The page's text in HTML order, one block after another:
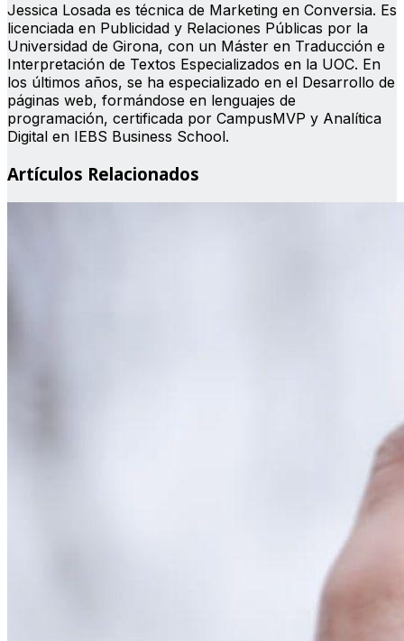
Jessica Losada es técnica de Marketing en Conversia. Es
licenciada en Publicidad y Relaciones Públicas por la
Universidad de Girona, con un Máster en Traducción e
Interpretación de Textos Especializados en la UOC. En
los últimos años, se ha especializado en el Desarrollo de
páginas web, formándose en lenguajes de
programación, certificada por CampusMVP y Analítica
Digital en IEBS Business School.
Artículos Relacionados